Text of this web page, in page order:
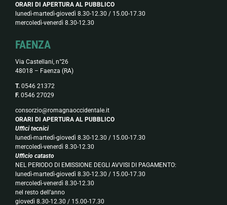
ORARI DI APERTURA AL PUBBLICO
lunedì-martedì-giovedì 8.30-12.30 / 15.00-17.30
mercoledì-venerdì 8.30-12.30
FAENZA
Via Castellani, n°26
48018 – Faenza (RA)
T.0546 21372
F.0546 27029
consorzio@romagnaoccidentale.it
ORARI DI APERTURA AL PUBBLICO
Uffici tecnici
lunedì-martedì-giovedì 8.30-12.30 / 15.00-17.30
mercoledì-venerdì 8.30-12.30
Ufficio catasto
NEL PERIODO DI EMISSIONE DEGLI AVVISI DI PAGAMENTO:
lunedì-martedì-giovedì 8.30-12.30 / 15.00-17.30
mercoledì-venerdì 8.30-12.30
nel resto dell’anno
giovedì 8.30-12.30 / 15.00-17.30